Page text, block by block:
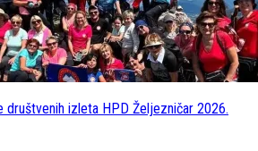
društvenih izleta HPD Željezničar 2026.